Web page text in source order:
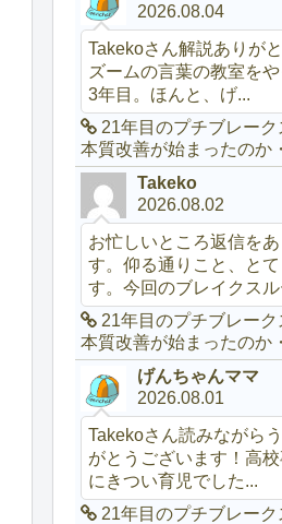
2026.08.04
Takekoさん解説ありが
ズームの言葉の教室をや
3年目。ほんと、げ...
21年目のプチブレー
本質改善が始まったのか
Takeko
2026.08.02
お忙しいところ返信を
す。仰る通りこと、と
す。今回のブレイクスル
21年目のプチブレー
本質改善が始まったのか
げんちゃんママ
2026.08.01
Takekoさん読みながら
がとうございます！高
にきつい育児でした...
21年目のプチブレー